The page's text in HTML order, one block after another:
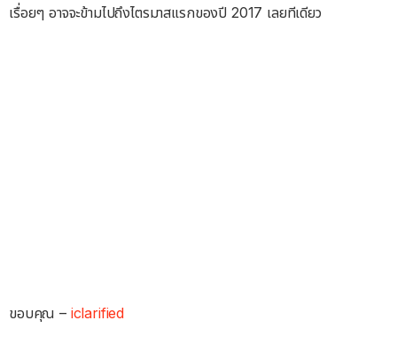
เรื่อยๆ อาจจะข้ามไปถึงไตรมาสแรกของปี 2017 เลยทีเดียว
ขอบคุณ – iclarified